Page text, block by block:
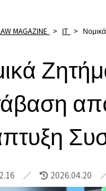
MAGAZINE > IT >
2026.04.20